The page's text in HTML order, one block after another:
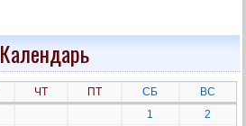
Календарь
ЧТ ПТ СБ
ВС
1
2